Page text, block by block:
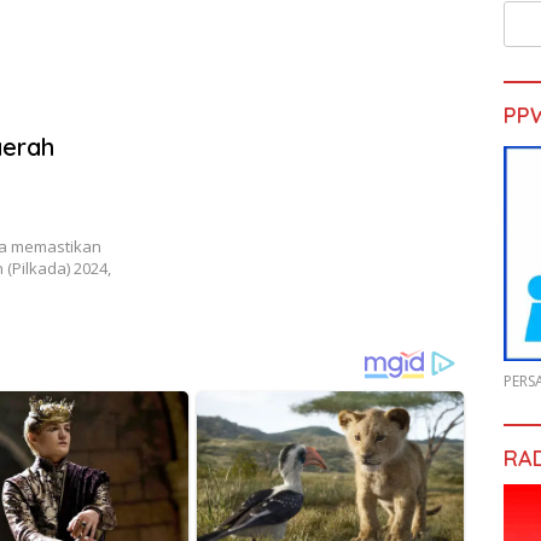
memastikan
2024,